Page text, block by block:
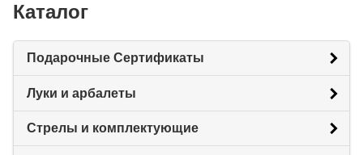
Каталог
Подарочные Сертификаты
Луки и арбалеты
Стрелы и комплектующие